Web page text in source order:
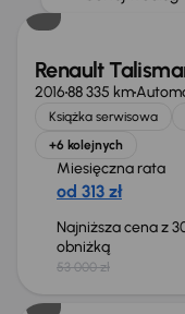
Renault
201688 335 km
Książka serwisowa
+6 kolejnych
Miesięczna rata
od 313 zł
Najniższa cena z
obniżką
53 000 zł
Taniej o 1 000 zł